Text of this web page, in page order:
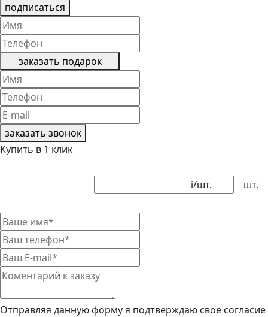
подписаться
заказать подарок
заказать звонок
Купить в 1 клик
шт.
i/шт.
Отправляя данную форму я подтверждаю свое согласие